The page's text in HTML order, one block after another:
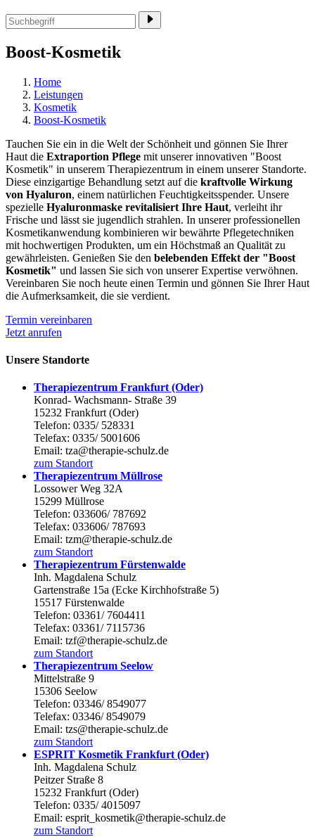
Boost-Kosmetik
Home
Leistungen
Kosmetik
Boost-Kosmetik
Tauchen Sie ein in die Welt der Schönheit und gönnen Sie Ihrer
Haut die Extraportion Pflege mit unserer innovativen "Boost
Kosmetik" in unserem Therapiezentrum in einem unserer Standorte.
Diese einzigartige Behandlung setzt auf die kraftvolle Wirkung
von Hyaluron, einem natürlichen Feuchtigkeitsspender. Unsere
spezielle Hyaluronmaske revitalisiert Ihre Haut, verleiht ihr
Frische und lässt sie jugendlich strahlen. In unserer professionellen
Kosmetikanwendung kombinieren wir bewährte Pflegetechniken
mit hochwertigen Produkten, um ein Höchstmaß an Qualität zu
gewährleisten. Genießen Sie den belebenden Effekt der "Boost
Kosmetik" und lassen Sie sich von unserer Expertise verwöhnen.
Vereinbaren Sie noch heute einen Termin und gönnen Sie Ihrer Haut
die Aufmerksamkeit, die sie verdient.
Termin vereinbaren
Jetzt anrufen
Unsere Standorte
Therapiezentrum Frankfurt (Oder)
Konrad- Wachsmann- Straße 39
15232 Frankfurt (Oder)
Telefon: 0335/ 528331
Telefax: 0335/ 5001606
Email: tza@therapie-schulz.de
zum Standort
Therapiezentrum Müllrose
Lossower Weg 32A
15299 Müllrose
Telefon: 033606/ 787692
Telefax: 033606/ 787693
Email: tzm@therapie-schulz.de
zum Standort
Therapiezentrum Fürstenwalde
Inh. Magdalena Schulz
Gartenstraße 15a (Ecke Kirchhofstraße 5)
15517 Fürstenwalde
Telefon: 03361/ 7604411
Telefax: 03361/ 7115736
Email: tzf@therapie-schulz.de
zum Standort
Therapiezentrum Seelow
Mittelstraße 9
15306 Seelow
Telefon: 03346/ 8549077
Telefax: 03346/ 8549079
Email: tzs@therapie-schulz.de
zum Standort
ESPRIT Kosmetik Frankfurt (Oder)
Inh. Magdalena Schulz
Peitzer Straße 8
15232 Frankfurt (Oder)
Telefon: 0335/ 4015097
Email: esprit_kosmetik@therapie-schulz.de
zum Standort